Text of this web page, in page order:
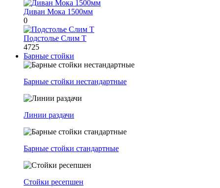
Диван Мока 1500мм
0
Подстолье Слим Т
4725
Барные стойки
Барные стойки нестандартные
Линии раздачи
Барные стойки стандартные
Стойки ресепшен